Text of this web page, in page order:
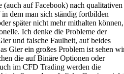
(auch auf Facebook) nach qualitativen
dem man sich ständig fortbilden
später nicht mehr mithalten können,
Ich denke die Probleme der
und falsche Faulheit, auf beides
Gier ein großes Problem ist sehen
die auf Binäre Optionen oder
im CFD Trading werden die